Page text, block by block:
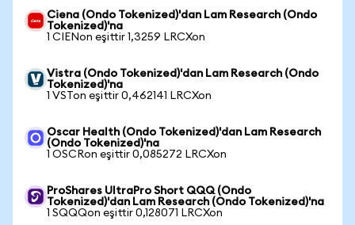
Ciena (Ondo Tokenized)'dan Lam Research (Ondo
Tokenized)'na
1 CIENon eşittir 1,3259 LRCXon
Vistra (Ondo Tokenized)'dan Lam Research (Ondo
Tokenized)'na
1 VSTon eşittir 0,462141 LRCXon
Oscar Health (Ondo Tokenized)'dan Lam Research
(Ondo Tokenized)'na
1 OSCRon eşittir 0,085272 LRCXon
ProShares UltraPro Short QQQ (Ondo
Tokenized)'dan Lam Research (Ondo Tokenized)'na
1 SQQQon eşittir 0,128071 LRCXon